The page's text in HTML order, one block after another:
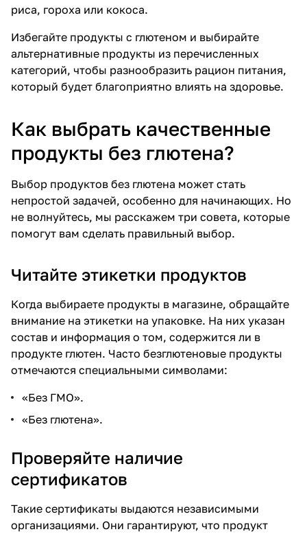
риса, гороха или кокоса.
Избегайте продукты с глютеном и выбирайте
альтернативные продукты из перечисленных
категорий, чтобы разнообразить рацион питания,
который будет благоприятно влиять на здоровье.
Как выбрать качественные
продукты без глютена?
Выбор продуктов без глютена может стать
непростой задачей, особенно для начинающих. Но
не волнуйтесь, мы расскажем три совета, которые
помогут вам сделать правильный выбор.
Читайте этикетки продуктов
Когда выбираете продукты в магазине, обращайте
внимание на этикетки на упаковке. На них указан
состав и информация о том, содержится ли в
продукте глютен. Часто безглютеновые продукты
отмечаются специальными символами:
«Без ГМО».
«Без глютена».
Проверяйте наличие
сертификатов
Такие сертификаты выдаются независимыми
организациями. Они гарантируют, что продукт